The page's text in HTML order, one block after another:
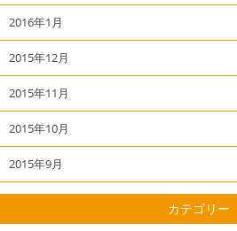
2016年1月
2015年12月
2015年11月
2015年10月
2015年9月
カテゴリー